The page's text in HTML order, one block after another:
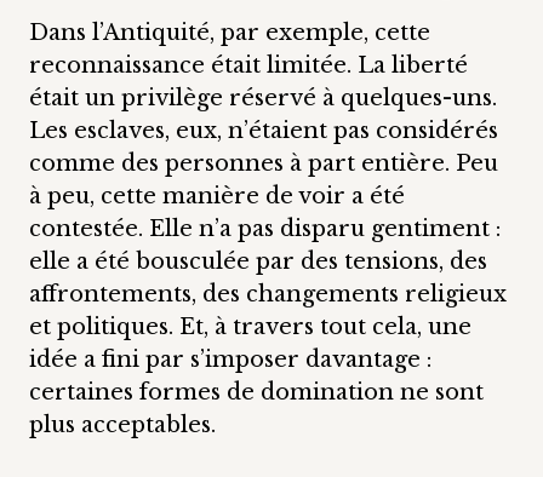
Dans l’Antiquité, par exemple, cette
reconnaissance était limitée. La liberté
était un privilège réservé à quelques-uns.
Les esclaves, eux, n’étaient pas considérés
comme des personnes à part entière. Peu
à peu, cette manière de voir a été
contestée. Elle n’a pas disparu gentiment :
elle a été bousculée par des tensions, des
affrontements, des changements religieux
et politiques. Et, à travers tout cela, une
idée a fini par s’imposer davantage :
certaines formes de domination ne sont
plus acceptables.